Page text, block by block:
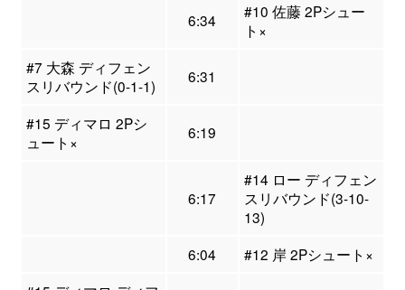
6:34
#10 佐藤 2Pシュー
ト×
#7 大森 ディフェン
スリバウンド(0-1-1)
6:31
#15 ディマロ 2Pシ
ュート×
6:19
6:17
#14 ロー ディフェン
スリバウンド(3-10-
13)
6:04
#12 岸 2Pシュート×